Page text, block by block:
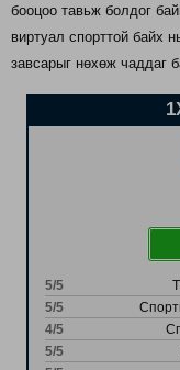
бооцоо тавьж болдог
виртуал спорттой байх
завсарыг нөхөж чаддаг
5/5
5/5
4/5
5/5